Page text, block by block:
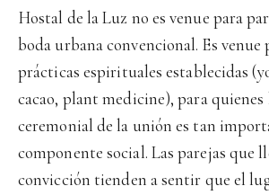
Hostal de la Luz no es venue para
boda urbana convencional. Es venue
prácticas espirituales establecidas
cacao, plant medicine), para
ceremonial de la unión es tan
componente social. Las parejas que
convicción tienden a sentir que el